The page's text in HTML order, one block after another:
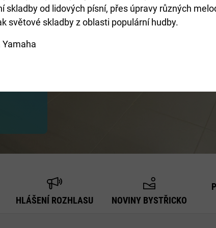
do
HLÁŠENÍ ROZHLASU NOVINY BYSTŘICKO
skladby od lidových písní, přes úpravy různých
světové skladby z oblasti populární hudby.